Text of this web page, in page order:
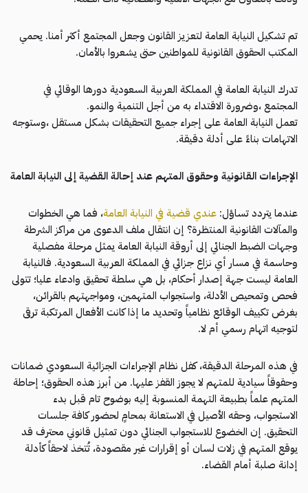
تم تشكيل النيابة العامة لتعزيز القانون وجعل المجتمع أكثر أمنا. يحمي
المكتب الحقوق القانونية للمواطنين حتى يشعروا بالأمان.
تدرك النيابة العامة في المملكة العربية السعودية دورها الوقائي في
المجتمع ،وضرورة الاقتداء به من أجل التنمية والنمو.
تعمل النيابة العامة على إجراء جميع التحقيقات بشكل مستقل ،وستوجه
الاتهامات بناءً على أدلة دقيقة.
الإجراءات القانونية وحقوق المتهم عند إحالة القضية إلى النيابة العامة
عندما يتردد تساؤل: عندي قضية في النيابة العامة، فما هي الخطوات
والمآلات القانونية المنتظرة؟ إن انتقال ملف الدعوى من مراكز الشرطة
وجهات الضبط الجنائي إلى أروقة النيابة العامة يمثل مرحلة مفصلية
وحاسمة في مسار أي نزاع جزائي في المملكة العربية السعودية. فالنيابة
العامة ليست جهة إصدار أحكام، بل هي سلطة تحقيق وادعاء عليا؛ تتولى
فحص وتمحيص الأدلة، واستجواب المتهمين، ومواجهتهم بالقرائن،
بغرض تكييف الوقائع نظامياً وتحديد ما إذا كانت الأفعال المرتكبة ترقى
لتوجيه اتهام رسمي أم لا.
في هذه المرحلة الدقيقة، كفل نظام الإجراءات الجزائية السعودي ضمانات
وحقوقاً سيادية للمتهم لا يجوز القفز عليها. من أبرز هذه الحقوق؛ إحاطة
المتهم علماً بطبيعة التهمة المنسوبة إليه بوضوح تام قبل بدء
الاستجواب، وحقه الأصيل في الاستعانة بمحامٍ لحضور كافة جلسات
التحقيق. إن الخضوع للاستجواب الجنائي دون تمثيل قانوني محترف قد
يوقع المتهم في زلات لسان أو إقرارات غير مقصودة، تُتخذ لاحقاً كأدلة
إدانة صلبة أمام القضاء.